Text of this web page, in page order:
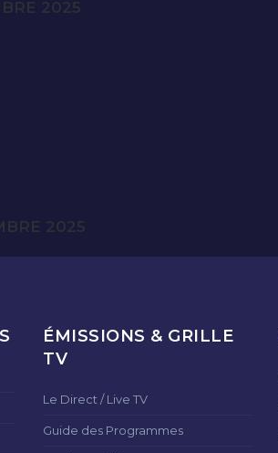
2025
2025
ÉMISSIONS & GRILLE
TV
Le Direct / Live TV
Guide des Programmes